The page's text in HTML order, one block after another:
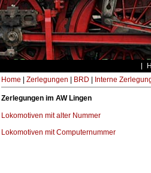
Home Zerlegungen BRD Interne
Zerlegungen im AW Lingen
Lokomotiven mit alter Nummer
Lokomotiven mit Computernummer